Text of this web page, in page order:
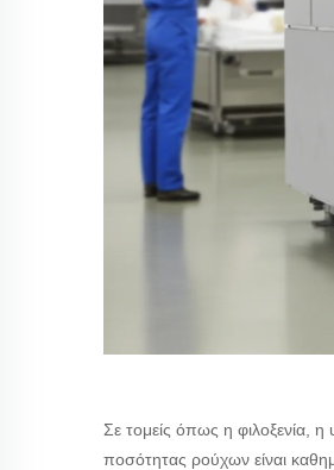
Σε τομείς όπως η φιλοξενία, η
ποσότητας ρούχων είναι